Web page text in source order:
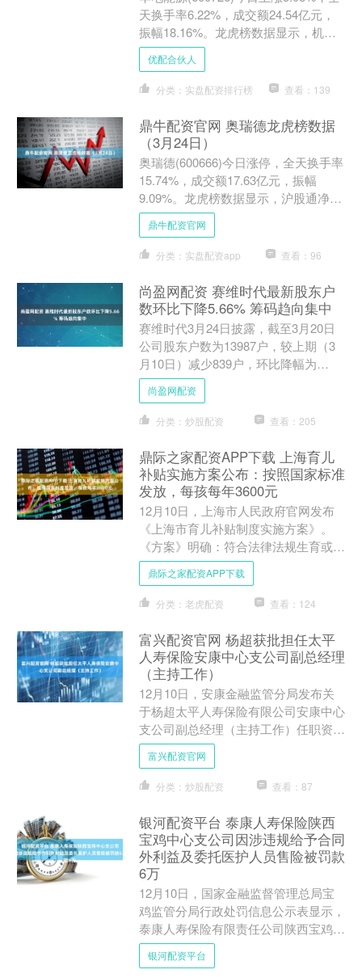
天换手率6.22%，成交额24.54亿元，
振幅18.16%。龙虎榜数据显示，机构
净卖出2424.47万元，沪股通净....
优配合伙人
分类：实盘配资排行榜 查看：139
鼎牛配资官网 奥瑞德龙虎榜数据
（3月24日）
奥瑞德(600666)今日涨停，全天换手率
15.74%，成交额17.63亿元，振幅
9.09%。龙虎榜数据显示，沪股通净卖
出2447.01万元，营业部席位合计净
买....
鼎牛配资官网
分类：实盘配资app 查看：96
尚盈网配资 赛维时代最新股东户
数环比下降5.66% 筹码趋向集中
赛维时代3月24日披露，截至3月20日
公司股东户数为13987户，较上期（3
月10日）减少839户，环比降幅为
5.66%。 证券时报数据宝统计，截至发
稿，赛维时....
尚盈网配资
分类：炒股配资 查看：205
鼎际之家配资APP下载 上海育儿
补贴实施方案公布：按照国家标准
发放，每孩每年3600元
12月10日，上海市人民政府官网发布
《上海市育儿补贴制度实施方案》。
《方案》明确：符合法律法规生育或收
养的，在上海市已办理户籍登记的3周
岁以下婴幼儿，包括在2....
鼎际之家配资APP下载
分类：老虎配资 查看：124
富兴配资官网 杨超获批担任太平
人寿保险安康中心支公司副总经理
（主持工作）
12月10日，安康金融监管分局发布关
于杨超太平人寿保险有限公司安康中心
支公司副总经理（主持工作）任职资格
的批复，核准杨超太平人寿保险有限公
司安康中心支公司副总经....
富兴配资官网
分类：炒股配资 查看：87
银河配资平台 泰康人寿保险陕西
宝鸡中心支公司因涉违规给予合同
外利益及委托医护人员售险被罚款
6万
12月10日，国家金融监督管理总局宝
鸡监管分局行政处罚信息公示表显示，
泰康人寿保险有限责任公司陕西宝鸡中
心支公司因给予和承诺给予合同外利
益、委托医护人员销售健康....
银河配资平台